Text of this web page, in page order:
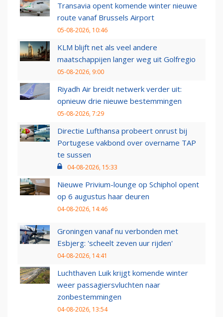
Transavia opent komende winter nieuwe
route vanaf Brussels Airport
05-08-2026, 10:46
KLM blijft net als veel andere
maatschappijen langer weg uit Golfregio
05-08-2026, 9:00
Riyadh Air breidt netwerk verder uit:
opnieuw drie nieuwe bestemmingen
05-08-2026, 7:29
Directie Lufthansa probeert onrust bij
Portugese vakbond over overname TAP
te sussen
04-08-2026, 15:33
Nieuwe Privium-lounge op Schiphol opent
op 6 augustus haar deuren
04-08-2026, 14:46
Groningen vanaf nu verbonden met
Esbjerg: 'scheelt zeven uur rijden'
04-08-2026, 14:41
Luchthaven Luik krijgt komende winter
weer passagiersvluchten naar
zonbestemmingen
04-08-2026, 13:54